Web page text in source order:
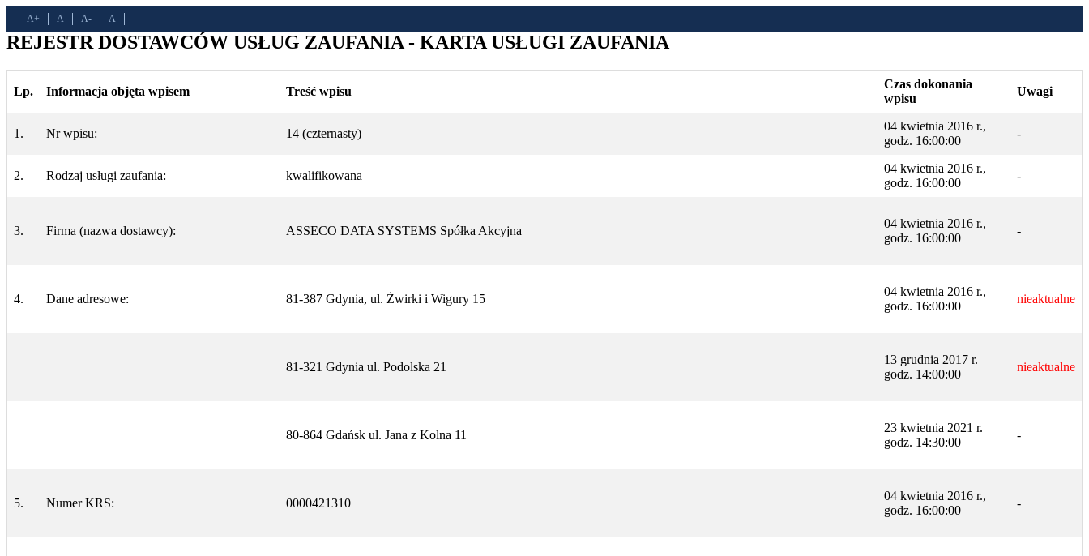
A+ A A- A
REJESTR DOSTAWCÓW USŁUG ZAUFANIA - KARTA USŁUGI ZAUFANIA
Lp. Informacja objęta wpisem Treść wpisu
Czas dokonania
wpisu
Uwagi
1. Nr wpisu: 14 (czternasty)
04 kwietnia 2016 r.,
godz. 16:00:00
-
2. Rodzaj usługi zaufania: kwalifikowana
04 kwietnia 2016 r.,
godz. 16:00:00
-
3. Firma (nazwa dostawcy): ASSECO DATA SYSTEMS Spółka Akcyjna
04 kwietnia 2016 r.,
godz. 16:00:00
-
4. Dane adresowe: 81-387 Gdynia, ul. Żwirki i Wigury 15
04 kwietnia 2016 r.,
godz. 16:00:00
nieaktualne
81-321 Gdynia ul. Podolska 21
13 grudnia 2017 r.
godz. 14:00:00
nieaktualne
80-864 Gdańsk ul. Jana z Kolna 11
23 kwietnia 2021 r.
godz. 14:30:00
-
5. Numer KRS: 0000421310
04 kwietnia 2016 r.,
godz. 16:00:00
-